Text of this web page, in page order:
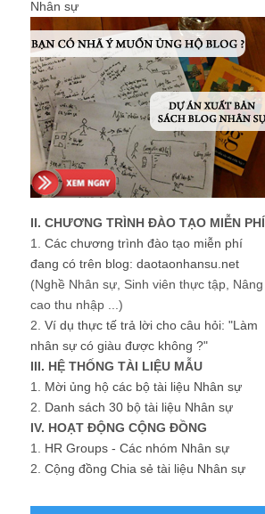
Nhân sự
II. CHƯƠNG TRÌNH ĐÀO TẠO MIỄN PHÍ
1. Các chương trình đào tạo miễn phí
đang có trên blog: daotaonhansu.net
(Nghề Nhân sự, Sinh viên thực tập, Nâng
cao thu nhập ...)
2. Ví dụ thực tế trả lời cho câu hỏi: "Làm
nhân sự có giàu được không ?"
III. HỆ THỐNG TÀI LIỆU MẪU
1. Mời ủng hộ các bộ tài liệu Nhân sự
2. Danh sách 30 bộ tài liệu Nhân sự
IV. HOẠT ĐỘNG CỘNG ĐỒNG
1. HR Groups - Các nhóm Nhân sự
2. Cộng đồng Chia sẻ tài liệu Nhân sự